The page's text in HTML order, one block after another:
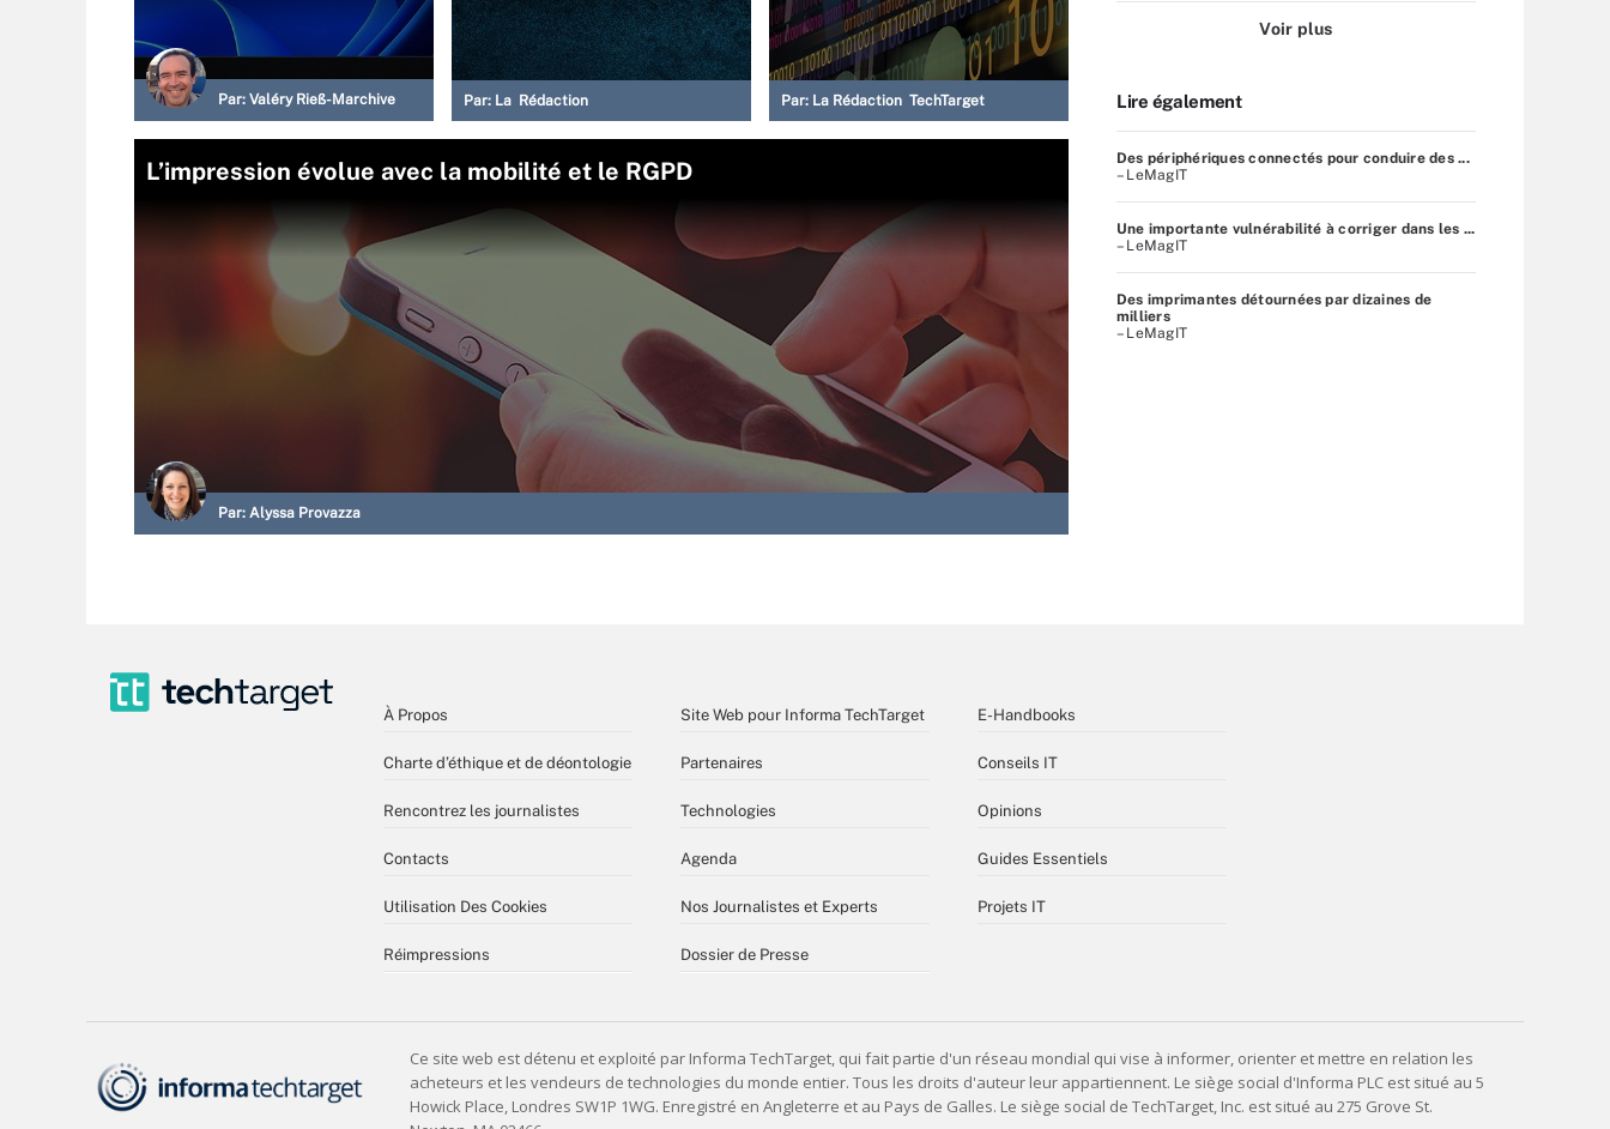
Par: Valéry Rieß-Marchive Par: La Rédaction Par: La Rédaction TechTarget
L’impression évolue avec la mobilité et le RGPD
Par: Alyssa Provazza
Voir plus
Lire également
Des périphériques connectés pour conduire des ...
– LeMagIT
Une importante vulnérabilité à corriger dans les ...
– LeMagIT
Des imprimantes détournées par dizaines de
milliers
– LeMagIT
À Propos
Charte d’éthique et de déontologie
Rencontrez les journalistes
Contacts
Utilisation Des Cookies
Réimpressions
Site Web pour Informa TechTarget
Partenaires
Technologies
Agenda
Nos Journalistes et Experts
Dossier de Presse
E-Handbooks
Conseils IT
Opinions
Guides Essentiels
Projets IT